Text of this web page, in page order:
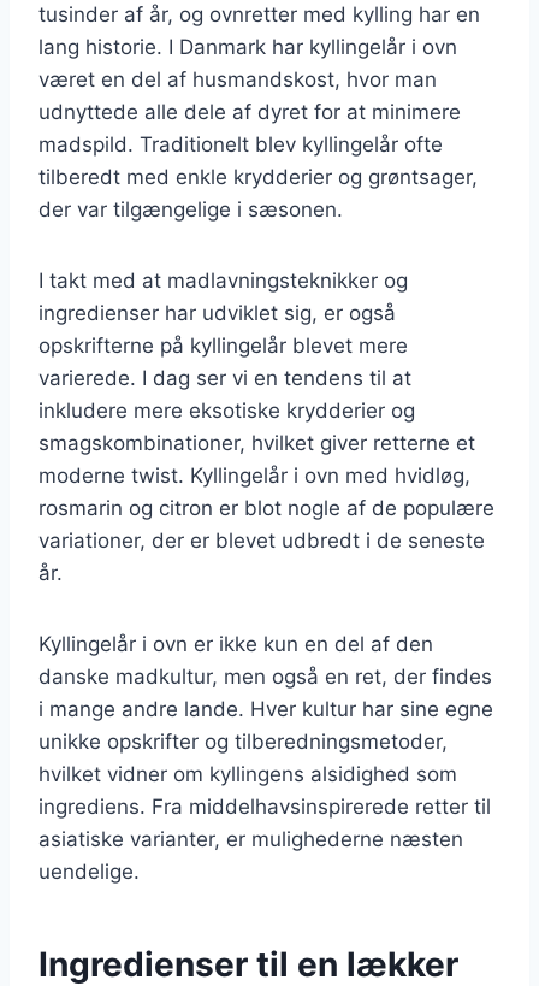
tusinder af år, og ovnretter med kylling har en
lang historie. I Danmark har kyllingelår i ovn
været en del af husmandskost, hvor man
udnyttede alle dele af dyret for at minimere
madspild. Traditionelt blev kyllingelår ofte
tilberedt med enkle krydderier og grøntsager,
der var tilgængelige i sæsonen.
I takt med at madlavningsteknikker og
ingredienser har udviklet sig, er også
opskrifterne på kyllingelår blevet mere
varierede. I dag ser vi en tendens til at
inkludere mere eksotiske krydderier og
smagskombinationer, hvilket giver retterne et
moderne twist. Kyllingelår i ovn med hvidløg,
rosmarin og citron er blot nogle af de populære
variationer, der er blevet udbredt i de seneste
år.
Kyllingelår i ovn er ikke kun en del af den
danske madkultur, men også en ret, der findes
i mange andre lande. Hver kultur har sine egne
unikke opskrifter og tilberedningsmetoder,
hvilket vidner om kyllingens alsidighed som
ingrediens. Fra middelhavsinspirerede retter til
asiatiske varianter, er mulighederne næsten
uendelige.
Ingredienser til en lækker